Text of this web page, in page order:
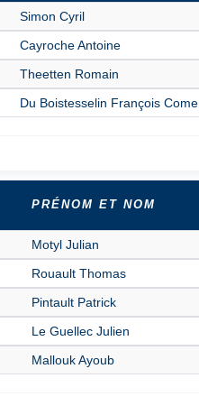
Simon Cyril
Cayroche Antoine
Theetten Romain
Du Boistesselin François Come
PRÉNOM ET NOM
Motyl Julian
Rouault Thomas
Pintault Patrick
Le Guellec Julien
Mallouk Ayoub